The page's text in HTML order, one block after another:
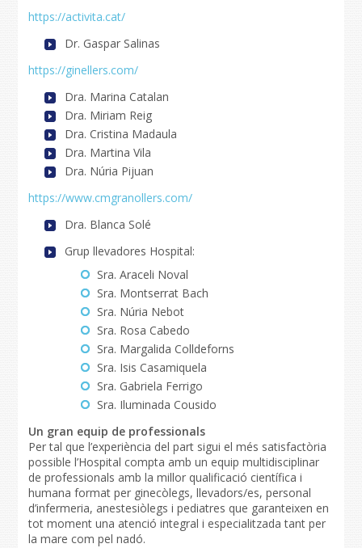
https://activita.cat/
Dr. Gaspar Salinas
https://ginellers.com/
Dra. Marina Catalan
Dra. Miriam Reig
Dra. Cristina Madaula
Dra. Martina Vila
Dra. Núria Pijuan
https://www.cmgranollers.com/
Dra. Blanca Solé
Grup llevadores Hospital:
Sra. Araceli Noval
Sra. Montserrat Bach
Sra. Núria Nebot
Sra. Rosa Cabedo
Sra. Margalida Colldeforns
Sra. Isis Casamiquela
Sra. Gabriela Ferrigo
Sra. Iluminada Cousido
Un gran equip de professionals
Per tal que l’experiència del part sigui el més satisfactòria
possible l’Hospital compta amb un equip multidisciplinar
de professionals amb la millor qualificació científica i
humana format per ginecòlegs, llevadors/es, personal
d’infermeria, anestesiòlegs i pediatres que garanteixen en
tot moment una atenció integral i especialitzada tant per
la mare com pel nadó.